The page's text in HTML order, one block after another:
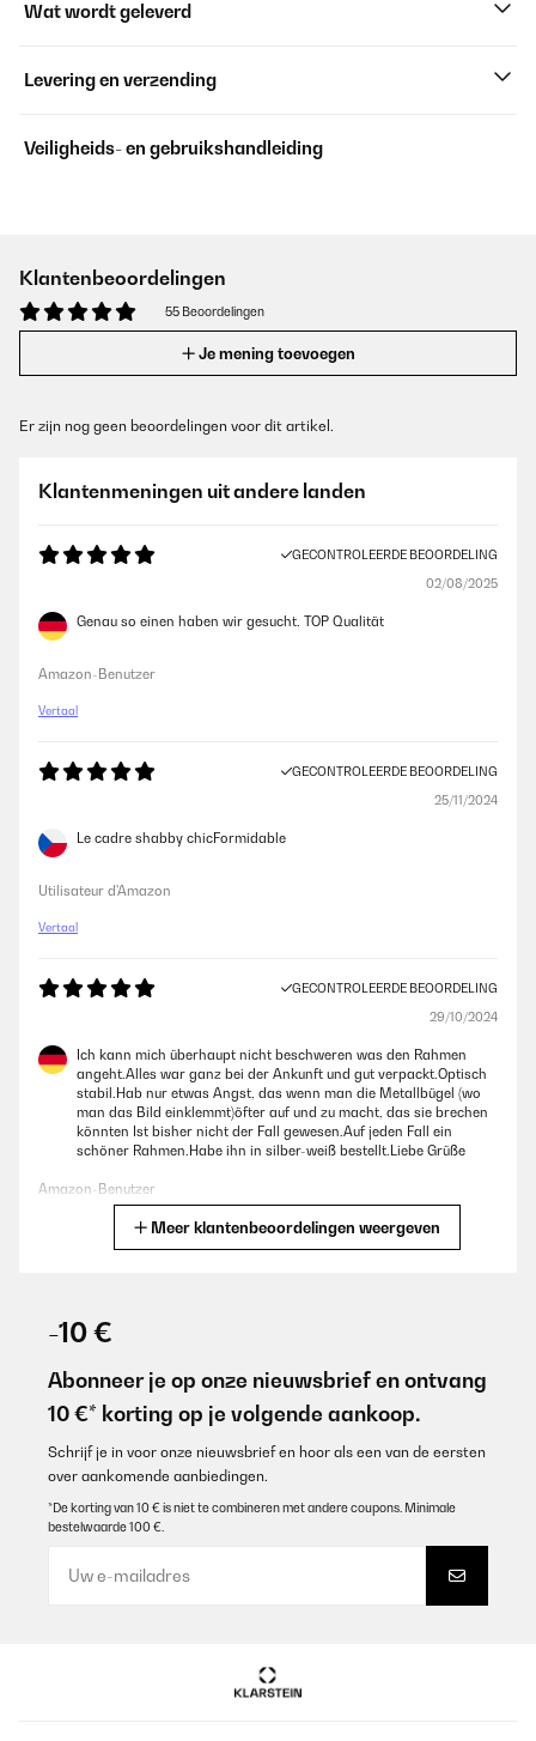
Wat wordt geleverd
Levering en verzending
Veiligheids- en gebruikshandleiding
Klantenbeoordelingen
55 Beoordelingen
Je mening toevoegen
Er zijn nog geen beoordelingen voor dit artikel.
Klantenmeningen uit andere landen
GECONTROLEERDE BEOORDELING
02/08/2025
Genau so einen haben wir gesucht. TOP Qualität
Amazon-Benutzer
Vertaal
GECONTROLEERDE BEOORDELING
25/11/2024
Le cadre shabby chicFormidable
Utilisateur d'Amazon
Vertaal
GECONTROLEERDE BEOORDELING
29/10/2024
Ich kann mich überhaupt nicht beschweren was den Rahmen
angeht.Alles war ganz bei der Ankunft und gut verpackt.Optisch
stabil.Hab nur etwas Angst, das wenn man die Metallbügel (wo
man das Bild einklemmt)öfter auf und zu macht, das sie brechen
könnten Ist bisher nicht der Fall gewesen.Auf jeden Fall ein
schöner Rahmen.Habe ihn in silber-weiß bestellt.Liebe Grüße
Amazon-Benutzer
Utilisateur d'Amazon
GECONTROLEERDE BEOORDELING
Sur un meuble en bois de rose le Rendu est raffiné
Meer klantenbeoordelingen weergeven
-10 €
Abonneer je op onze nieuwsbrief en ontvang
10 €* korting op je volgende aankoop.
Schrijf je in voor onze nieuwsbrief en hoor als een van de eersten
over aankomende aanbiedingen.
*De korting van 10 € is niet te combineren met andere coupons. Minimale
bestelwaarde 100 €.